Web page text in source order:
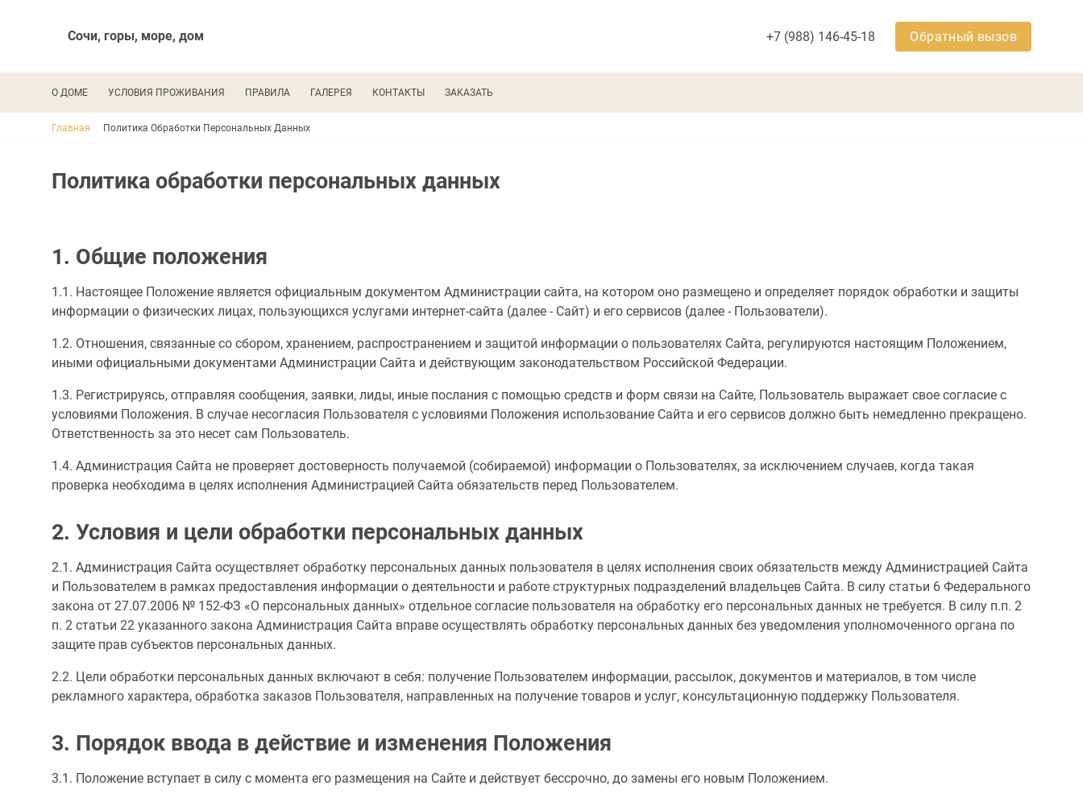
Сочи, горы, море, дом +7 (988) 146-45-18 Обратный вызов
Основная навигация
О ДОМЕ УСЛОВИЯ ПРОЖИВАНИЯ ПРАВИЛА ГАЛЕРЕЯ КОНТАКТЫ ЗАКАЗАТЬ
Строка навигации
Главная Политика Обработки Персональных Данных
Политика обработки персональных данных
1. Общие положения
1.1. Настоящее Положение является официальным документом Администрации сайта, на котором оно размещено и определяет порядок обработки и защиты
информации о физических лицах, пользующихся услугами интернет-сайта (далее - Сайт) и его сервисов (далее - Пользователи).
1.2. Отношения, связанные со сбором, хранением, распространением и защитой информации о пользователях Сайта, регулируются настоящим Положением,
иными официальными документами Администрации Сайта и действующим законодательством Российской Федерации.
1.3. Регистрируясь, отправляя сообщения, заявки, лиды, иные послания с помощью средств и форм связи на Сайте, Пользователь выражает свое согласие с
условиями Положения. В случае несогласия Пользователя с условиями Положения использование Сайта и его сервисов должно быть немедленно прекращено.
Ответственность за это несет сам Пользователь.
1.4. Администрация Сайта не проверяет достоверность получаемой (собираемой) информации о Пользователях, за исключением случаев, когда такая
проверка необходима в целях исполнения Администрацией Сайта обязательств перед Пользователем.
2. Условия и цели обработки персональных данных
2.1. Администрация Сайта осуществляет обработку персональных данных пользователя в целях исполнения своих обязательств между Администрацией Сайта
и Пользователем в рамках предоставления информации о деятельности и работе структурных подразделений владельцев Сайта. В силу статьи 6 Федерального
закона от 27.07.2006 № 152-ФЗ «О персональных данных» отдельное согласие пользователя на обработку его персональных данных не требуется. В силу п.п. 2
п. 2 статьи 22 указанного закона Администрация Сайта вправе осуществлять обработку персональных данных без уведомления уполномоченного органа по
защите прав субъектов персональных данных.
2.2. Цели обработки персональных данных включают в себя: получение Пользователем информации, рассылок, документов и материалов, в том числе
рекламного характера, обработка заказов Пользователя, направленных на получение товаров и услуг, консультационную поддержку Пользователя.
3. Порядок ввода в действие и изменения Положения
3.1. Положение вступает в силу с момента его размещения на Сайте и действует бессрочно, до замены его новым Положением.